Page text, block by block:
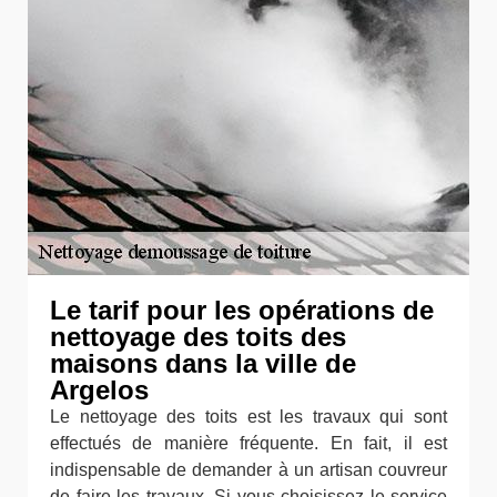
Le tarif pour les opérations de
nettoyage des toits des
maisons dans la ville de
Argelos
Le nettoyage des toits est les travaux qui sont
effectués de manière fréquente. En fait, il est
indispensable de demander à un artisan couvreur